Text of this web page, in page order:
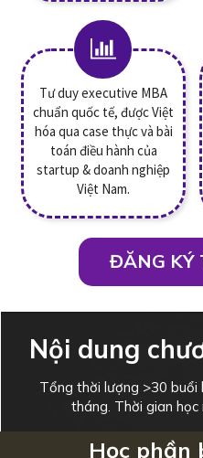
Tư duy executive MBA
chuẩn quốc tế, được Việt
hóa qua case thực và bài
toán điều hành của
startup & doanh nghiệp
Việt Nam.
ĐĂNG KÝ
Nội dung
Học phần
Tổng thời lượng >30 buổi
tháng. Thời gian